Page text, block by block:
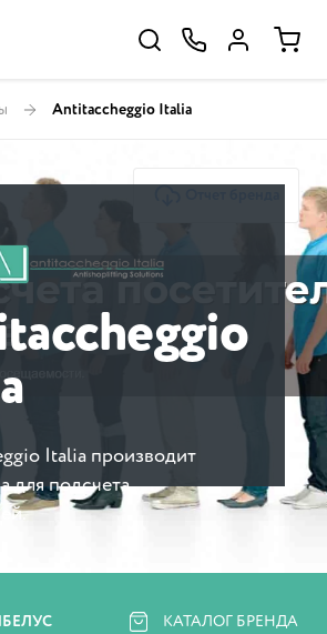
Antitaccheggio Italia
Italia производит
для подсчета
КАТАЛОГ БРЕНДА